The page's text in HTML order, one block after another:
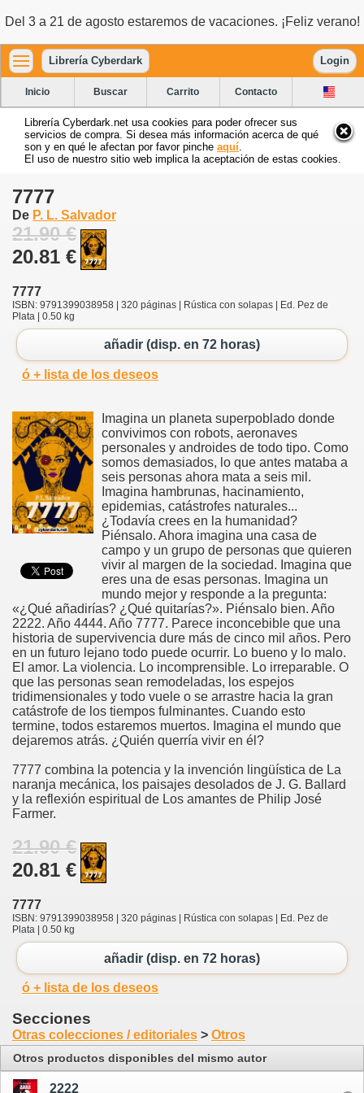
Del 3 a 21 de agosto estaremos de vacaciones. ¡Feliz verano!
Librería Cyberdark Login
Inicio Buscar Carrito Contacto
Librería Cyberdark.net usa cookies para poder ofrecer sus
servicios de compra. Si desea más información acerca de qué
son y en qué le afectan por favor pinche aquí
El uso de nuestro sitio web implica la aceptación de estas cookies.
7777
De P. L. Salvador
21.90 €
20.81 €
7777
ISBN: 9791399038958 | 320 páginas | Rústica con solapas | Ed. Pez de
Plata | 0.50 kg
añadir (disp. en 72 horas)
ó + lista de los deseos
Imagina un planeta superpoblado donde
convivimos con robots, aeronaves
personales y androides de todo tipo. Como
somos demasiados, lo que antes mataba a
seis personas ahora mata a seis mil.
Imagina hambrunas, hacinamiento,
epidemias, catástrofes naturales...
¿Todavía crees en la humanidad?
Piénsalo. Ahora imagina una casa de
campo y un grupo de personas que quieren
vivir al margen de la sociedad. Imagina que
eres una de esas personas. Imagina un
mundo mejor y responde a la pregunta:
«¿Qué añadirías? ¿Qué quitarías?». Piénsalo bien. Año
2222. Año 4444. Año 7777. Parece inconcebible que una
historia de supervivencia dure más de cinco mil años. Pero
en un futuro lejano todo puede ocurrir. Lo bueno y lo malo.
El amor. La violencia. Lo incomprensible. Lo irreparable. O
que las personas sean remodeladas, los espejos
tridimensionales y todo vuele o se arrastre hacia la gran
catástrofe de los tiempos fulminantes. Cuando esto
termine, todos estaremos muertos. Imagina el mundo que
dejaremos atrás. ¿Quién querría vivir en él?
7777 combina la potencia y la invención lingüística de La
naranja mecánica, los paisajes desolados de J. G. Ballard
y la reflexión espiritual de Los amantes de Philip José
Farmer.
21.90 €
20.81 €
7777
ISBN: 9791399038958 | 320 páginas | Rústica con solapas | Ed. Pez de
Plata | 0.50 kg
añadir (disp. en 72 horas)
ó + lista de los deseos
Secciones
Otras colecciones / editoriales > Otros
Otros productos disponibles del mismo autor
2222